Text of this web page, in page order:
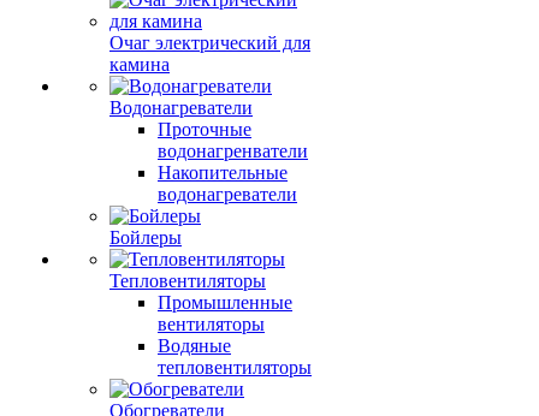
Очаг электрический для
камина
Водонагреватели
Проточные
водонагренватели
Накопительные
водонагреватели
Бойлеры
Тепловентиляторы
Промышленные
вентиляторы
Водяные
тепловентиляторы
Обогреватели